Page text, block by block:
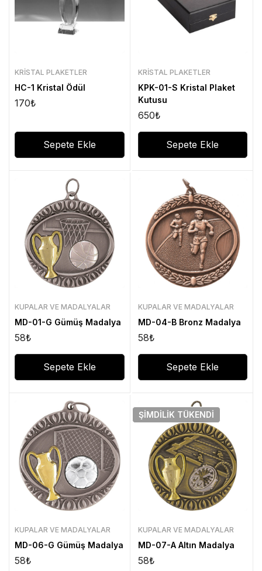
KRISTAL PLAKETLER
HC-1 Kristal Ödül
170₺
Sepete Ekle
KRISTAL PLAKETLER
KPK-01-S Kristal Plaket
Kutusu
650₺
Sepete Ekle
KUPALAR VE MADALYALAR
MD-01-G Gümüş Madalya
58₺
Sepete Ekle
KUPALAR VE MADALYALAR
MD-04-B Bronz Madalya
58₺
Sepete Ekle
KUPALAR VE MADALYALAR
MD-06-G Gümüş Madalya
58₺
ŞIMDILIK TÜKENDI
KUPALAR VE MADALYALAR
MD-07-A Altın Madalya
58₺